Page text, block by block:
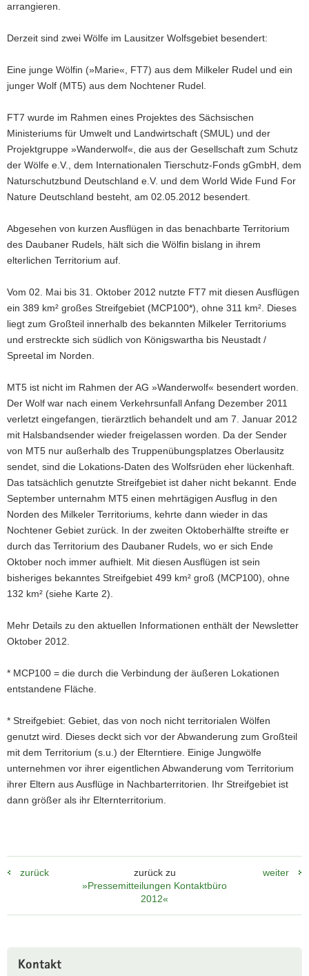
arrangieren.
Derzeit sind zwei Wölfe im Lausitzer Wolfsgebiet besendert:
Eine junge Wölfin (»Marie«, FT7) aus dem Milkeler Rudel und ein
junger Wolf (MT5) aus dem Nochtener Rudel.
FT7 wurde im Rahmen eines Projektes des Sächsischen
Ministeriums für Umwelt und Landwirtschaft (SMUL) und der
Projektgruppe »Wanderwolf«, die aus der Gesellschaft zum Schutz
der Wölfe e.V., dem Internationalen Tierschutz-Fonds gGmbH, dem
Naturschutzbund Deutschland e.V. und dem World Wide Fund For
Nature Deutschland besteht, am 02.05.2012 besendert.
Abgesehen von kurzen Ausflügen in das benachbarte Territorium
des Daubaner Rudels, hält sich die Wölfin bislang in ihrem
elterlichen Territorium auf.
Vom 02. Mai bis 31. Oktober 2012 nutzte FT7 mit diesen Ausflügen
ein 389 km² großes Streifgebiet (MCP100*), ohne 311 km². Dieses
liegt zum Großteil innerhalb des bekannten Milkeler Territoriums
und erstreckte sich südlich von Königswartha bis Neustadt /
Spreetal im Norden.
MT5 ist nicht im Rahmen der AG »Wanderwolf« besendert worden.
Der Wolf war nach einem Verkehrsunfall Anfang Dezember 2011
verletzt eingefangen, tierärztlich behandelt und am 7. Januar 2012
mit Halsbandsender wieder freigelassen worden. Da der Sender
von MT5 nur außerhalb des Truppenübungsplatzes Oberlausitz
sendet, sind die Lokations-Daten des Wolfsrüden eher lückenhaft.
Das tatsächlich genutzte Streifgebiet ist daher nicht bekannt. Ende
September unternahm MT5 einen mehrtägigen Ausflug in den
Norden des Milkeler Territoriums, kehrte dann wieder in das
Nochtener Gebiet zurück. In der zweiten Oktoberhälfte streifte er
durch das Territorium des Daubaner Rudels, wo er sich Ende
Oktober noch immer aufhielt. Mit diesen Ausflügen ist sein
bisheriges bekanntes Streifgebiet 499 km² groß (MCP100), ohne
132 km² (siehe Karte 2).
Mehr Details zu den aktuellen Informationen enthält der Newsletter
Oktober 2012.
* MCP100 = die durch die Verbindung der äußeren Lokationen
entstandene Fläche.
* Streifgebiet: Gebiet, das von noch nicht territorialen Wölfen
genutzt wird. Dieses deckt sich vor der Abwanderung zum Großteil
mit dem Territorium (s.u.) der Elterntiere. Einige Jungwölfe
unternehmen vor ihrer eigentlichen Abwanderung vom Territorium
ihrer Eltern aus Ausflüge in Nachbarterritorien. Ihr Streifgebiet ist
dann größer als ihr Elternterritorium.
zurück
zurück zu
»Pressemitteilungen Kontaktbüro
2012«
weiter
Information
Kontakt